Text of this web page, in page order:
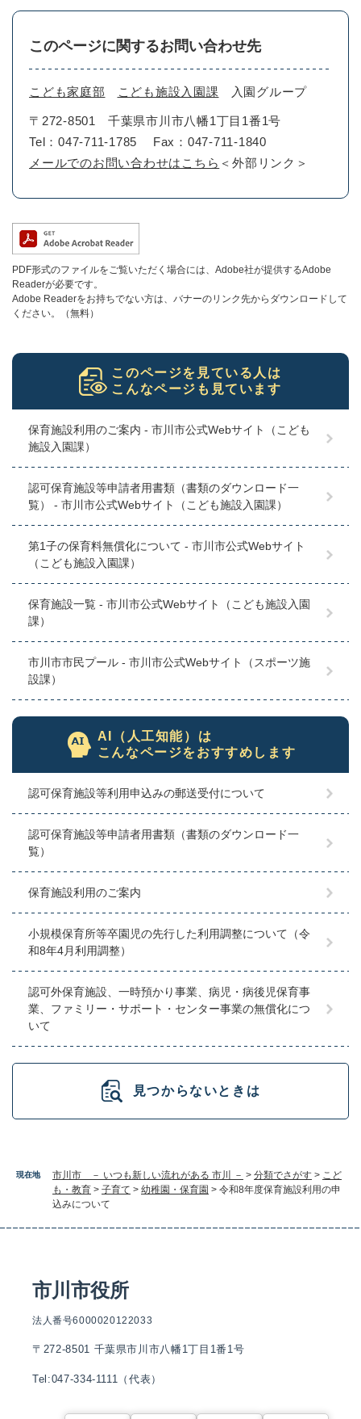
現在地 市川市 － いつも新しい流れがある 市川 － > 分類でさがす > こど
も・教育 > 子育て > 幼稚園・保育園 > 令和8年度保育施設利用の申
込みについて
このページに関するお問い合わせ先
こども家庭部 こども施設入園課 入園グループ
〒272-8501
千葉県市川市八幡1丁目1番1号
Tel：047-711-1785
Fax：047-711-1840
メールでのお問い合わせはこちら ＜外部リンク＞
PDF形式のファイルをご覧いただく場合には、Adobe社が提供するAdobe
Readerが必要です。
Adobe Readerをお持ちでない方は、バナーのリンク先からダウンロードして
ください。（無料）
このページを見ている人は
こんなページも見ています
保育施設利用のご案内 - 市川市公式Webサイト（こども
施設入園課）
認可保育施設等申請者用書類（書類のダウンロード一
覧） - 市川市公式Webサイト（こども施設入園課）
第1子の保育料無償化について - 市川市公式Webサイト
（こども施設入園課）
保育施設一覧 - 市川市公式Webサイト（こども施設入園
課）
市川市市民プール - 市川市公式Webサイト（スポーツ施
設課）
AI（人工知能）は
こんなページをおすすめします
認可保育施設等利用申込みの郵送受付について
認可保育施設等申請者用書類（書類のダウンロード一
覧）
保育施設利用のご案内
小規模保育所等卒園児の先行した利用調整について（令
和8年4月利用調整）
認可外保育施設、一時預かり事業、病児・病後児保育事
業、ファミリー・サポート・センター事業の無償化につ
いて
見つからないときは
市川市役所
法人番号6000020122033
〒272-8501 千葉県市川市八幡1丁目1番1号
Tel:047-334-1111（代表）